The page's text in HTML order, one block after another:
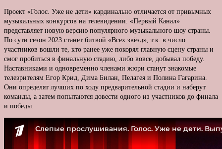
Проект «Голос. Уже не дети» кардинально отличается от привычных
музыкальных конкурсов на телевидении. «Первый Канал»
представляет новую версию популярного музыкального шоу страны.
По сути сезон 2023 станет битвой «Всех звёзд», т.к. в число
участников вошли те, кто ранее уже покорял главную сцену страны и
смог пробиться в финальную стадию, либо вовсе, добывал победу.
Наставниками и одновременно членами жюри станут знакомые
телезрителям Егор Крид, Дима Билан, Пелагея и Полина Гагарина.
Они определят лучших по ходу предварительной стадии и наберут
команды, а затем попытаются довести одного из участников до финала
и победы.